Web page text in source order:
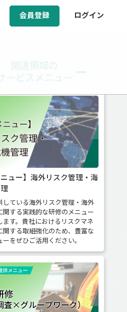
会員登録 ログイン
ニュー】海外リスク管理・海
している海外リスク管理・海外
関する実践的な研修のメニュー
ます。貴社におけるリスクマネ
関する取組強化のため、豊富な
をぜひご活用ください。